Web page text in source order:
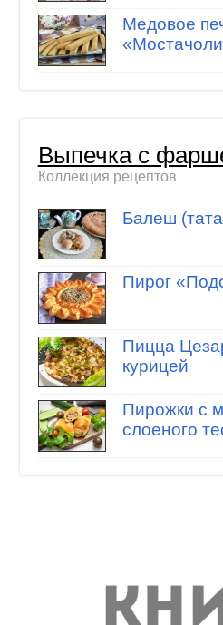
Медовое
Выпечка с
Коллекция рецептов
Балеш
Пирог
Пицца
курицей
Пирожки с
слоеного